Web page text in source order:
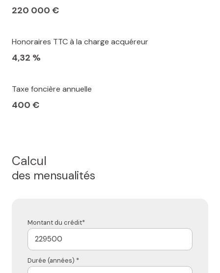
220 000 €
Honoraires TTC à la charge acquéreur
4,32 %
Taxe foncière annuelle
400 €
Calcul
des mensualités
Montant du crédit*
Durée (années) *